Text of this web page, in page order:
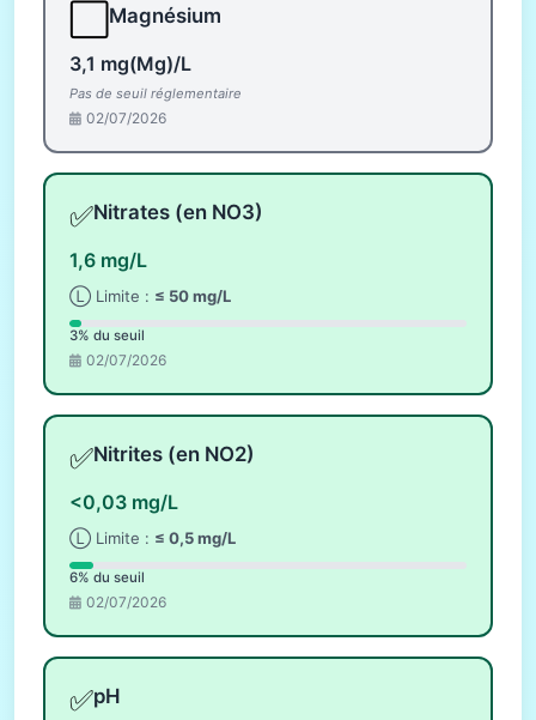
Magnésium
3,1 mg(Mg)/L
Pas de seuil réglementaire
02/07/2026
✅Nitrates (en NO3)
1,6 mg/L
Ⓛ Limite : ≤ 50 mg/L
3% du seuil
02/07/2026
✅Nitrites (en NO2)
<0,03 mg/L
Ⓛ Limite : ≤ 0,5 mg/L
6% du seuil
02/07/2026
✅pH